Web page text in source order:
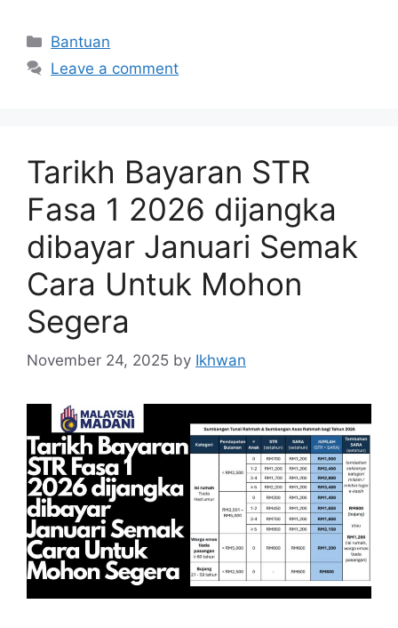
Categories
Bantuan
Leave a comment
Tarikh Bayaran STR
Fasa 1 2026 dijangka
dibayar Januari Semak
Cara Untuk Mohon
Segera
November 24, 2025 by Ikhwan